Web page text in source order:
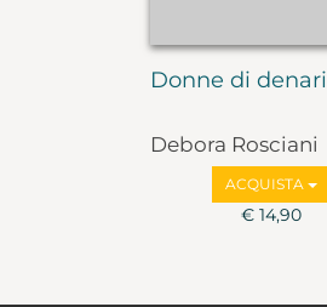
Donne di denari
Debora Rosciani
ACQUISTA
€ 14,90